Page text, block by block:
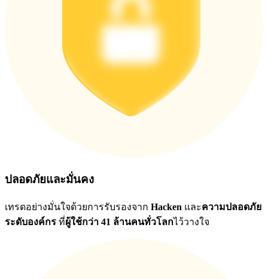
ปลอดภัยและมั่นคง
เทรดอย่างมั่นใจด้วยการรับรองจาก Hacken และความปลอดภัย
ระดับองค์กร ที่ผู้ใช้กว่า 41 ล้านคนทั่วโลกไว้วางใจ